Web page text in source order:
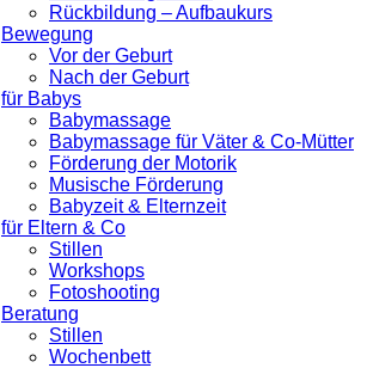
Rückbildung – Aufbaukurs
Bewegung
Vor der Geburt
Nach der Geburt
für Babys
Babymassage
Babymassage für Väter & Co-Mütter
Förderung der Motorik
Musische Förderung
Babyzeit & Elternzeit
für Eltern & Co
Stillen
Workshops
Fotoshooting
Beratung
Stillen
Wochenbett